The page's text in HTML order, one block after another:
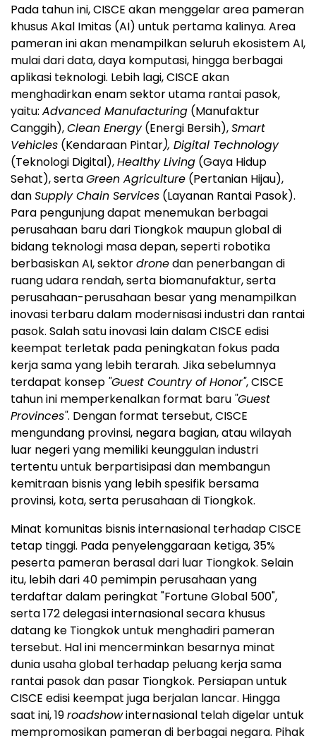
Pada tahun ini, CISCE akan menggelar area pameran
khusus Akal Imitas (AI) untuk pertama kalinya. Area
pameran ini akan menampilkan seluruh ekosistem AI,
mulai dari data, daya komputasi, hingga berbagai
aplikasi teknologi. Lebih lagi, CISCE akan
menghadirkan enam sektor utama rantai pasok,
yaitu: Advanced Manufacturing (Manufaktur
Canggih),Clean Energy(Energi Bersih),Smart
Vehicles (Kendaraan Pintar), Digital Technology
(Teknologi Digital),Healthy Living (Gaya Hidup
Sehat), sertaGreen Agriculture (Pertanian Hijau),
danSupply Chain Services (Layanan Rantai Pasok).
Para pengunjung dapat menemukan berbagai
perusahaan baru dari Tiongkok maupun global di
bidang teknologi masa depan, seperti robotika
berbasiskan AI, sektordronedan penerbangan di
ruang udara rendah, serta biomanufaktur, serta
perusahaan-perusahaan besar yang menampilkan
inovasi terbaru dalam modernisasi industri dan rantai
pasok. Salah satu inovasi lain dalam CISCE edisi
keempat terletak pada peningkatan fokus pada
kerja sama yang lebih terarah. Jika sebelumnya
terdapat konsep "Guest Country of Honor", CISCE
tahun ini memperkenalkan format baru "Guest
Provinces". Dengan format tersebut, CISCE
mengundang provinsi, negara bagian, atau wilayah
luar negeri yang memiliki keunggulan industri
tertentu untuk berpartisipasi dan membangun
kemitraan bisnis yang lebih spesifik bersama
provinsi, kota, serta perusahaan di Tiongkok.
Minat komunitas bisnis internasional terhadap CISCE
tetap tinggi. Pada penyelenggaraan ketiga, 35%
peserta pameran berasal dari luar Tiongkok. Selain
itu, lebih dari 40 pemimpin perusahaan yang
terdaftar dalam peringkat "Fortune Global 500",
serta 172 delegasi internasional secara khusus
datang ke Tiongkok untuk menghadiri pameran
tersebut. Hal ini mencerminkan besarnya minat
dunia usaha global terhadap peluang kerja sama
rantai pasok dan pasar Tiongkok. Persiapan untuk
CISCE edisi keempat juga berjalan lancar. Hingga
saat ini, 19roadshowinternasional telah digelar untuk
mempromosikan pameran di berbagai negara. Pihak